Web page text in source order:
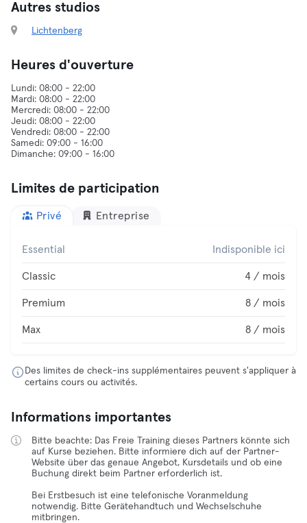
Autres studios
Lichtenberg
Heures d'ouverture
Lundi: 08:00 - 22:00
Mardi: 08:00 - 22:00
Mercredi: 08:00 - 22:00
Jeudi: 08:00 - 22:00
Vendredi: 08:00 - 22:00
Samedi: 09:00 - 16:00
Limites de participation
Privé Entreprise
Essential Indisponible ici
Classic 4 / mois
Premium 8 / mois
Max 8 / mois
Des limites de check-ins supplémentaires peuvent s'appliquer à
certains cours ou activités.
Informations importantes
Bitte beachte: Das Freie Training dieses Partners könnte sich
auf Kurse beziehen. Bitte informiere dich auf der Partner-
Website über das genaue Angebot, Kursdetails und ob eine
Buchung direkt beim Partner erforderlich ist.
Bei Erstbesuch ist eine telefonische Voranmeldung
notwendig. Bitte Gerätehandtuch und Wechselschuhe
mitbringen.